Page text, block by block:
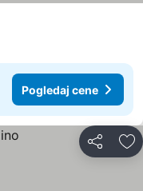
Pogledaj cene
Deli